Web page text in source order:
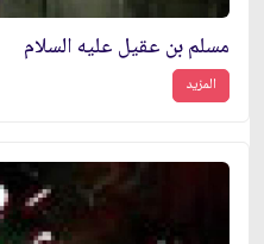
مسلم بن عقيل عليه السلام
المزيد